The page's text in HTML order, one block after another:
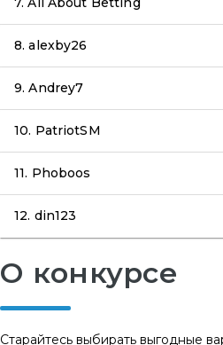
8.alexby26
9.Andrey7
10. PatriotSM
11. Phoboos
12. din123
О конкурсе
Старайтесь выбирать выгодные